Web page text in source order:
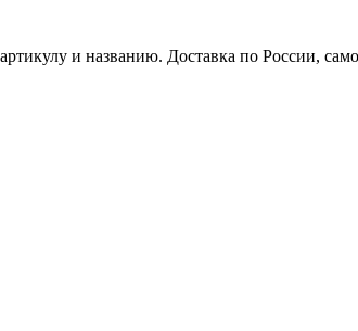
и названию. Доставка по России,